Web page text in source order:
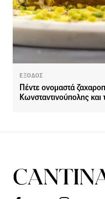
ΕΞΟΔΟΣ
Πέντε ονομαστά
Κωνσταντινούπολης